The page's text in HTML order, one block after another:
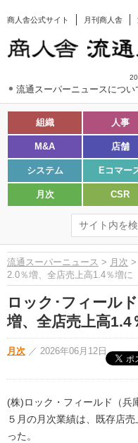
商人舎公式サイト 月刊商人舎
流通スーパーニュースについ
組織 人事
M&A 店舗
システム Eコマー
月次 CSR
流通スーパーニュース > 月次 >
2.0％増、全店売上高1.4％増に
ロック･フィール
増、全店売上高1.4
月次 ／ 2026年06月12日
(株)ロック・フィールド（兵
５月の月次業績は、既存店
った。